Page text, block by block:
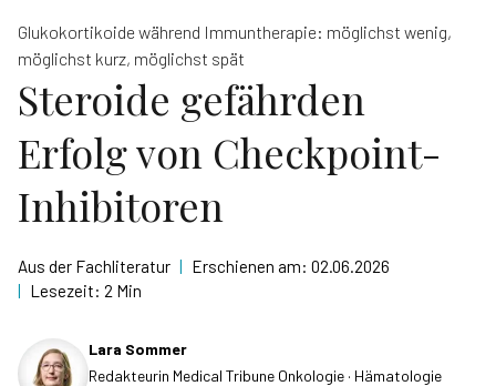
Glukokortikoide während Immuntherapie: möglichst wenig,
möglichst kurz, möglichst spät
Steroide gefährden
Erfolg von Checkpoint-
Inhibitoren
Aus der Fachliteratur | Erschienen am: 02.06.2026
| Lesezeit: 2 Min
Lara Sommer
Redakteurin Medical Tribune Onkologie · Hämatologie